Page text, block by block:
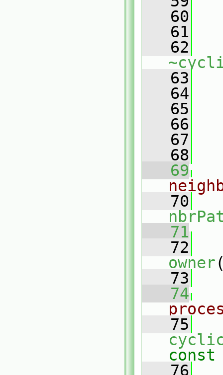
   60
   61
   62
   63
   64
   65
   66
   67
   68
   69
   70
   71
   72
owner
   73
   74
   75
const
   76